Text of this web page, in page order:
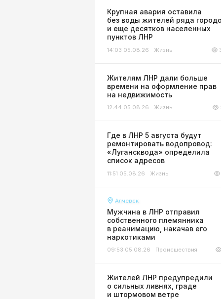
Крупная авария оставила
без воды жителей ряда
и еще десятков населенных
пунктов ЛНР
14:03 05.08.26 Жизнь
Жителям ЛНР дали больше
времени на оформление прав
на недвижимость
12:44 05.08.26 Жизнь
Где в ЛНР 5 августа будут
ремонтировать водопровод:
«Лугансквода» определила
список адресов
11:51 05.08.26 Жизнь
Алчевск
Мужчина в ЛНР отправил
собственного племянника
в реанимацию, накачав его
наркотиками
09:53 05.08.26 Происшествия
Жителей ЛНР предупредили
о сильных ливнях, граде
и штормовом ветре